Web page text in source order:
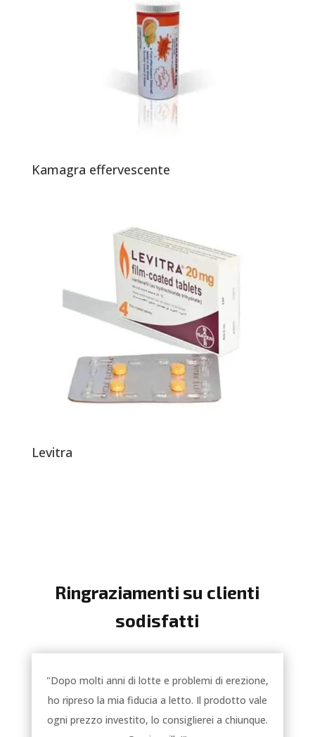
Kamagra effervescente
Levitra
Ringraziamenti su clienti
sodisfatti
"Dopo molti anni di lotte e problemi di erezione,
ho ripreso la mia fiducia a letto. Il prodotto vale
ogni prezzo investito, lo consiglierei a chiunque.